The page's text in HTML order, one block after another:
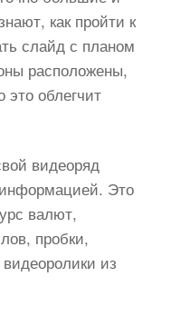
как пройти к
слайд с планом
расположены,
облегчит
видеоряд
Это
валют,
пробки,
из